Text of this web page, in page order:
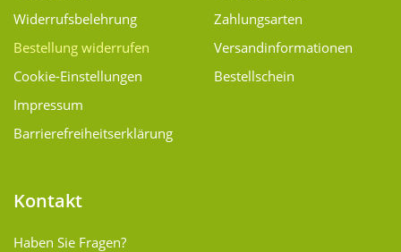
Widerrufsbelehrung
Bestellung widerrufen
Cookie-Einstellungen
Impressum
Barrierefreiheitserklärung
Zahlungsarten
Versand­informationen
Bestellschein
Kontakt
Haben Sie Fragen?